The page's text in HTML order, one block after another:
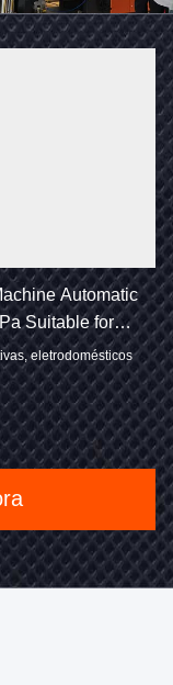
Automatic
Suitable for
eletrodomésticos